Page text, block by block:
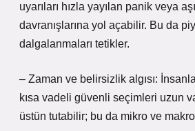
uyarıları hızla yayılan panik veya
davranışlarına yol açabilir. Bu da
dalgalanmaları tetikler.
– Zaman ve belirsizlik algısı:
kısa vadeli güvenli seçimleri uzun
üstün tutabilir; bu da mikro ve